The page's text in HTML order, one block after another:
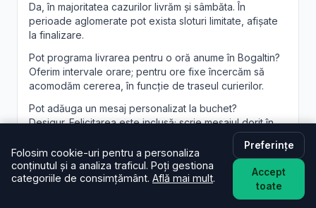
Da, în majoritatea cazurilor livrăm și sâmbăta. În
perioade aglomerate pot exista sloturi limitate, afișate
la finalizare.
Pot programa livrarea pentru o oră anume în Bogaltin?
Oferim intervale orare; pentru ore fixe încercăm să
acomodăm cererea, în funcție de traseul curierilor.
Pot adăuga un mesaj personalizat la buchet?
Desigur. Felicitarea este inclusă; scrie mesajul dorit în
câmpul dedicat, iar noi îl vom imprima lizibil. Realizăm și
aranjamente florale Bogaltinpersonalizate, la
cerere.
Folosim cookie-uri pentru a personaliza
conținutul și a analiza traficul. Poți gestiona
categoriile de consimțământ. Află mai mult.
Preferințe
Accept
toate